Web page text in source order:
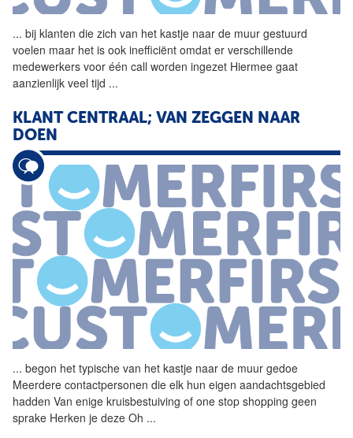
... bij klanten die zich van het kastje naar de muur gestuurd
voelen maar het is ook inefficiënt omdat er verschillende
medewerkers voor één call worden ingezet Hiermee gaat
aanzienlijk veel tijd ...
KLANT CENTRAAL; VAN ZEGGEN NAAR
DOEN
... begon het typische van het kastje naar de muur gedoe
Meerdere contactpersonen die elk hun eigen aandachtsgebied
hadden Van enige kruisbestuiving of one stop shopping geen
sprake Herken je deze Oh ...